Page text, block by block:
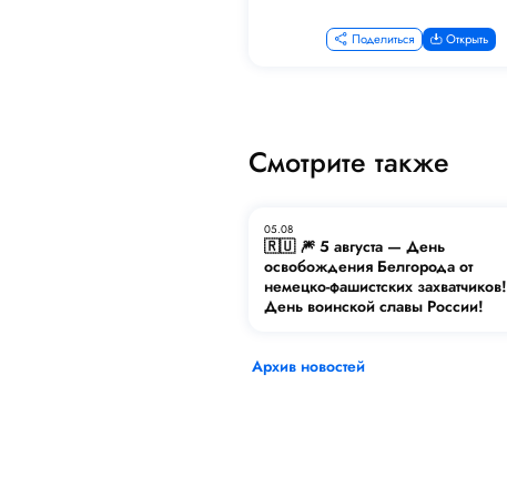
Поделиться Открыть
Смотрите также
05.08
🇷🇺 🎆 5 августа — День
освобождения Белгорода от
немецко-фашистских захватчиков!
День воинской славы России!
Архив новостей